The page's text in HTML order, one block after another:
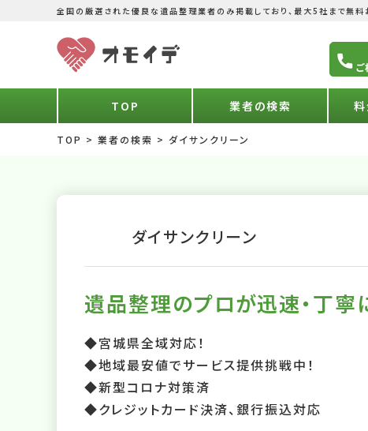
全国の厳選された優良な遺品整理業者のみ掲載しており、最大5社まで無
TOP 業者の検索
TOP > 業者の検索 > ダイサンクリーン
ダイサンクリーン
遺品整理のプロが迅速・丁寧
◆宮城県全域対応！
◆地域最安値でサービス提供挑戦中！
◆新型コロナ対策済
◆クレジットカード決済、銀行振込対応